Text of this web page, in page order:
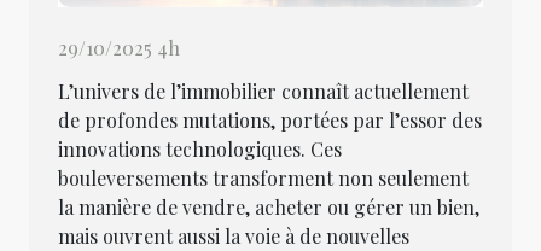
29/10/2025 4h
L’univers de l’immobilier connaît actuellement
de profondes mutations, portées par l’essor des
innovations technologiques. Ces
bouleversements transforment non seulement
la manière de vendre, acheter ou gérer un bien,
mais ouvrent aussi la voie à de nouvelles